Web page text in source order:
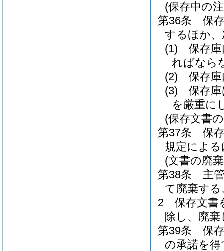
(保存中の
第36条
保
するほか
(1)
保存
ればなら
(2)
保存
(3)
保存
を厳重に
(保存文書
第37条
保
規定によ
(文書の廃
第38条
主
て廃棄す
2
保存文書
除し、廃
第39条
保
の承諾を